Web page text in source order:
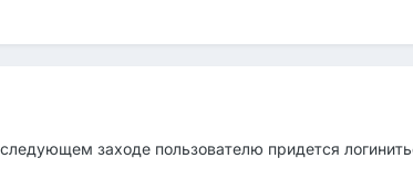
заходе пользователю придется